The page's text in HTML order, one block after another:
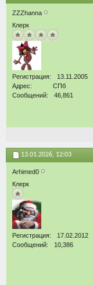
ZZZhanna
Клерк
Регистрация
13.11.2005
Адрес
СПб
Сообщений
46,861
13.01.2026, 12:03
Arhimed0
Клерк
Регистрация
17.02.2012
Сообщений
10,386